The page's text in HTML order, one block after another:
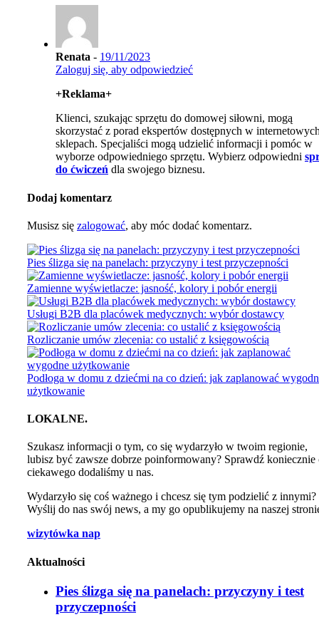
Renata - 19/11/2023
Zaloguj się, aby odpowiedzieć
+Reklama+
Klienci, szukając sprzętu do domowej siłowni, mogą
skorzystać z porad ekspertów dostępnych w
sklepach. Specjaliści mogą udzielić informacji i pomóc w
wyborze odpowiedniego sprzętu. Wybierz odpowiedni
do ćwiczeń dla swojego biznesu.
Dodaj komentarz
Musisz się zalogować, aby móc dodać komentarz.
Pies ślizga się na panelach: przyczyny i test przyczepności
Zamienne wyświetlacze: jasność, kolory i pobór energii
Usługi B2B dla placówek medycznych: wybór dostawcy
Rozliczanie umów zlecenia: co ustalić z księgowością
Podłoga w domu z dziećmi na co dzień: jak zaplanować
użytkowanie
LOKALNE.
Szukasz informacji o tym, co się wydarzyło w twoim regionie,
lubisz być zawsze dobrze poinformowany? Sprawdź koniecznie
ciekawego dodaliśmy u nas.
Wydarzyło się coś ważnego i chcesz się tym podzielić z innymi?
Wyślij do nas swój news, a my go opublikujemy na naszej
wizytówka nap
Aktualności
Pies ślizga się na panelach: przyczyny i test
przyczepności